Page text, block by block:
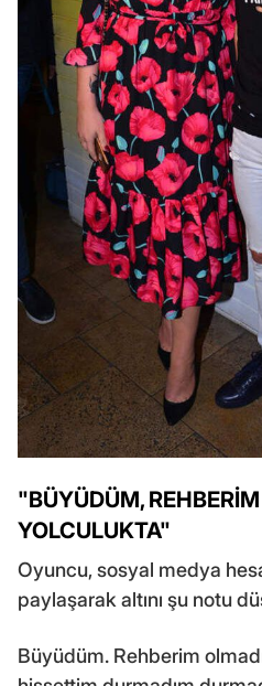
"BÜYÜDÜM,
YOLCULUKTA"
Oyuncu, sosyal medya
paylaşarak altını şu notu
Büyüdüm. Rehberim